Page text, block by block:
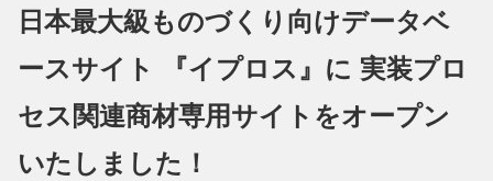
日本最大級ものづくり向けデータベ
ースサイト 『イプロス』に 実装プロ
セス関連商材専用サイトをオープン
いたしました！